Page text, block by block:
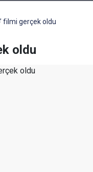
filmi gerçek oldu
oldu